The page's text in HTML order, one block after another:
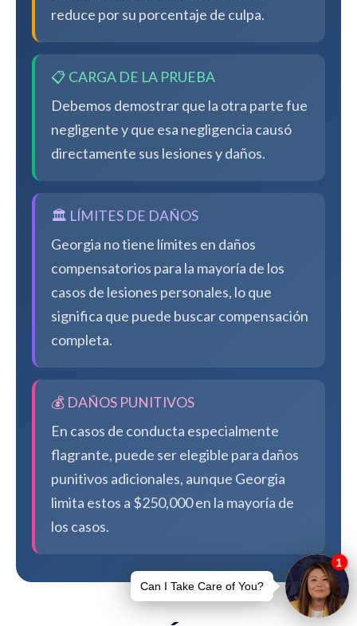
reduce por su porcentaje de culpa.
📋 CARGA DE LA PRUEBA
Debemos demostrar que la otra parte fue
negligente y que esa negligencia causó
directamente sus lesiones y daños.
🏛️ LÍMITES DE DAÑOS
Georgia no tiene límites en daños
compensatorios para la mayoría de los
casos de lesiones personales, lo que
significa que puede buscar compensación
completa.
💰 DAÑOS PUNITIVOS
En casos de conducta especialmente
flagrante, puede ser elegible para daños
punitivos adicionales, aunque Georgia
limita estos a $250,000 en la mayoría de
los casos.